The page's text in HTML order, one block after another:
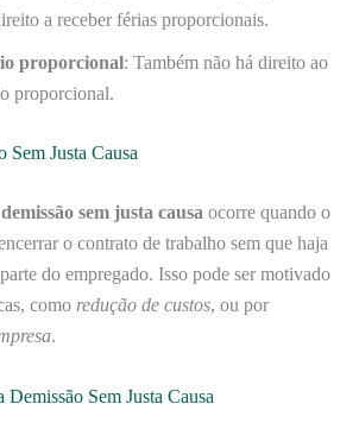
a receber férias proporcionais.
proporcional: Também não há direito ao
proporcional.
Sem Justa Causa
demissão sem justa causa ocorre quando o
o contrato de trabalho sem que haja
do empregado. Isso pode ser motivado
como redução de custos, ou por
.
Demissão Sem Justa Causa